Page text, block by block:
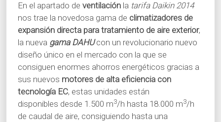
En el apartado de ventilaciónla tarifa Daikin 2014
nos trae la novedosa gama de climatizadores de
expansión directa para tratamiento de aire exterior,
la nueva gama DAHUcon un revolucionario nuevo
diseño único en el mercado con la que se
consiguen enormes ahorros energéticos gracias a
sus nuevos motores de alta eficiencia con
tecnología EC, estas unidades están
disponibles desde 1.500 m3/h hasta 18.000 m3/h
de caudal de aire, consiguiendo hasta una